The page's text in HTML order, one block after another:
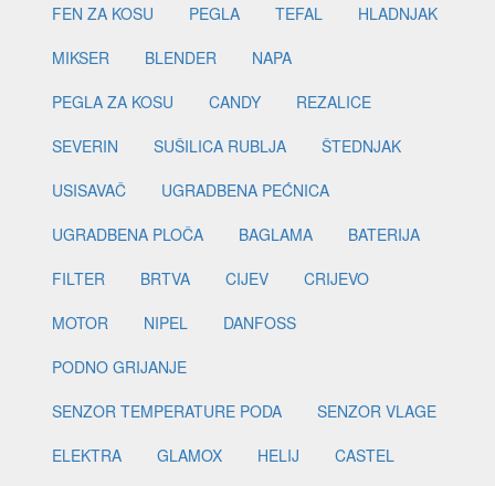
FEN ZA KOSU
PEGLA TEFAL
HLADNJAK
MIKSER
BLENDER
NAPA
PEGLA ZA KOSU
CANDY
REZALICE
SEVERIN
SUŠILICA RUBLJA
ŠTEDNJAK
USISAVAČ
UGRADBENA PEĆNICA
UGRADBENA PLOČA
BAGLAMA
BATERIJA
FILTER
BRTVA CIJEV
CRIJEVO
MOTOR
NIPEL
DANFOSS
PODNO GRIJANJE
SENZOR TEMPERATURE PODA
SENZOR VLAGE
ELEKTRA
GLAMOX HELIJ
CASTEL